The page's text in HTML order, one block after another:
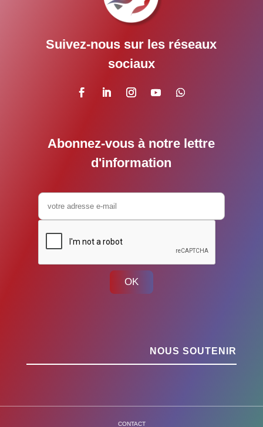
Suivez-nous sur les réseaux
sociaux
Abonnez-vous à notre lettre
d'information
OK
NOUS SOUTENIR
CONTACT